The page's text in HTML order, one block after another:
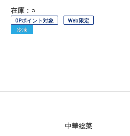
在庫：○
OPポイント対象
Web限定
冷凍
中華総菜